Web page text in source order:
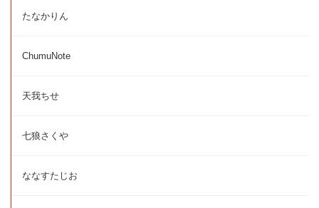
たなかりん
ChumuNote
天我ちせ
七狼さくや
ななすたじお